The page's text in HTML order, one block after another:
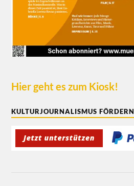
Hier geht es zum Kiosk!
KULTURJOURNALISMUS FÖRDERN